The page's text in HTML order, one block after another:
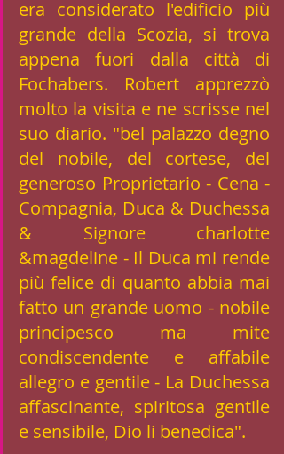
era considerato l'edificio più
grande della Scozia, si trova
appena fuori dalla città di
Fochabers. Robert apprezzò
molto la visita e ne scrisse nel
suo diario. "bel palazzo degno
del nobile, del cortese, del
generoso Proprietario - Cena -
Compagnia, Duca & Duchessa
& Signore charlotte
&magdeline - Il Duca mi rende
più felice di quanto abbia mai
fatto un grande uomo - nobile
principesco ma mite
condiscendente e affabile
allegro e gentile - La Duchessa
affascinante, spiritosa gentile
e sensibile, Dio li benedica".